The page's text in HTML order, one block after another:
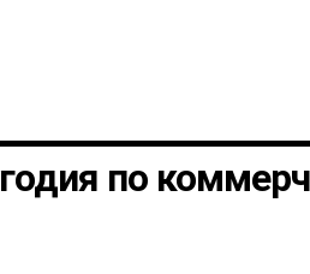
по